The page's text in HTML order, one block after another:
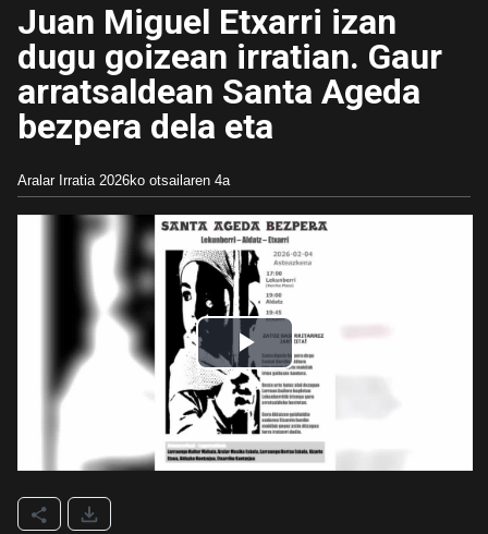
Juan Miguel Etxarri izan
dugu goizean irratian. Gaur
arratsaldean Santa Ageda
bezpera dela eta
Aralar Irratia 2026ko otsailaren 4a